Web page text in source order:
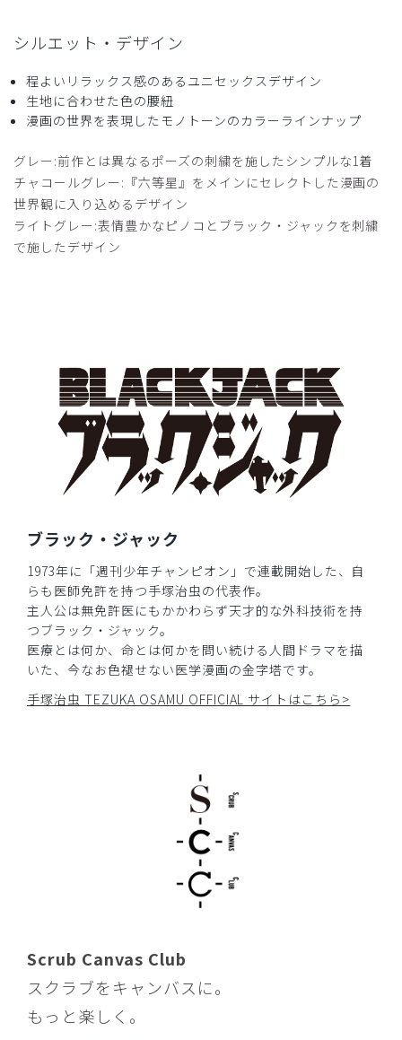
購入確認済み
年齢: 60代 身長:161-165cm
サイズもぴったりで、着た感じも良く満足です。
商品：R78Scrub Canvas Club:ブラック・ジャックスク
ラブパンツ(男女兼用)/チャコールグレー/XXS
役に立った
50代 身長:166-170cm 体重:56-60kg
良いけど、やはりサイズ感が大きめ。裾上げ必須、ウエスト
も紐必須、Sサイズにすれば良かった
R78Scrub Canvas Club:ブラック・ジャックスク
ラブパンツ(男女兼用)/グレー/M
​1 ​2
シルエット・デザイン
程よいリラックス感のあるユニセックスデザイン
生地に合わせた色の腰紐
漫画の世界を表現したモノトーンのカラーラインナップ
グレー:前作とは異なるポーズの刺繍を施したシンプルな1着
チャコールグレー:『六等星』をメインにセレクトした漫画の
世界観に入り込めるデザイン
ライトグレー:表情豊かなピノコとブラック・ジャックを刺繍
で施したデザイン
ブラック・ジャック
1973年に「週刊少年チャンピオン」で連載開始した、自
らも医師免許を持つ手塚治虫の代表作。
主人公は無免許医にもかかわらず天才的な外科技術を持
つブラック・ジャック。
医療とは何か、命とは何かを問い続ける人間ドラマを描
いた、今なお色褪せない医学漫画の金字塔です。
手塚治虫 TEZUKA OSAMU OFFICIAL サイトはこちら>
Scrub Canvas Club
スクラブをキャンバスに。
もっと楽しく。